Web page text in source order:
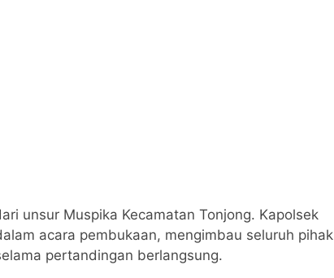
unsur Muspika Kecamatan Tonjong. Kapolsek
acara pembukaan, mengimbau seluruh pihak
pertandingan berlangsung.